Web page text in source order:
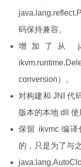
码保持兼容。
增加了从
conversion）。
对构建和 JNI 代
版本的本地 dll 使
保留 ikvmc 编
的，只是为了与